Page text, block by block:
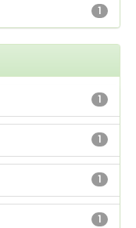
1
1
1
1
1